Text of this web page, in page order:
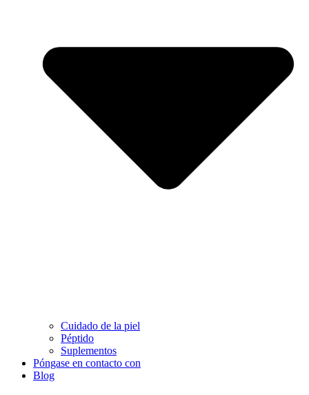
Cuidado de la piel
Péptido
Suplementos
Póngase en contacto con
Blog